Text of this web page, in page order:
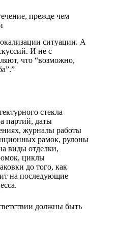
прежде чем
ситуации. А
И не с
что “возможно,
стекла
партий, даты
журналы работы
рамок, рулоны
виды отделки,
циклы
до того, как
на последующие
должны быть